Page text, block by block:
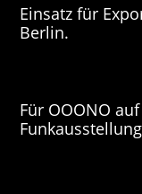
Einsatz für
Berlin.
Für OOONO